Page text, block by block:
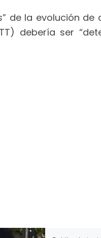
de la evolución de
debería ser